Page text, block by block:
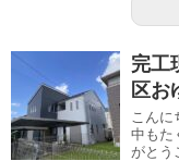
完工
区お
こん
中もた
がとう